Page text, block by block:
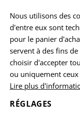
ACCUEIL
Nous utilisons des
d'entre eux sont
pour le panier
servent à des fins
choisir d'accepter
ou uniquement
Lire plus
RÉGLAGES